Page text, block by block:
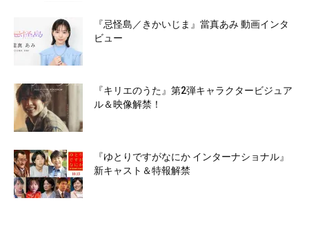
『忌怪島／きかいじま』當真あみ 動画インタ
ビュー
『キリエのうた』第2弾キャラクタービジュア
ル＆映像解禁！
『ゆとりですがなにか インターナショナル』
新キャスト＆特報解禁